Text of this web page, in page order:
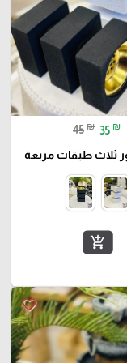
45 ₪ 35 ₪
ثلاث طبقات مربعة
add_shopping_cart
favorite_border